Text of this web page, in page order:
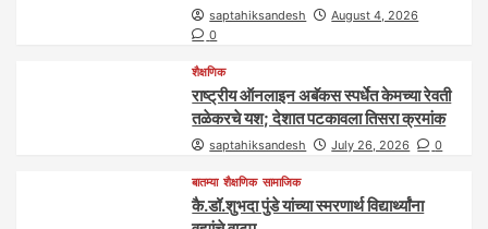
saptahiksandesh
August 4, 2026
0
शैक्षणिक
राष्ट्रीय ऑनलाइन अबॅकस स्पर्धेत केमच्या रेवती
तळेकरचे यश; देशात पटकावला तिसरा क्रमांक
saptahiksandesh July 26, 2026 0
बातम्या शैक्षणिक सामाजिक
कै.डॉ.शुभदा पुंडे यांच्या स्मरणार्थ विद्यार्थ्यांना